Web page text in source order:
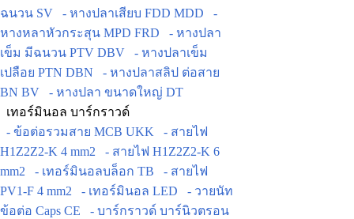
ฉนวน SV
- หางปลาเสียบ FDD MDD
-
หางหลาหัวกระสุน MPD FRD
- หางปลา
เข็ม มีฉนวน PTV DBV
- หางปลาเข็ม
เปลือย PTN DBN
- หางปลาสลิป ต่อสาย
BN BV
- หางปลา ขนาดใหญ่ DT
เทอร์มินอล บาร์กราวด์
- ข้อต่อรวมสาย MCB UKK
- สายไฟ
H1Z2Z2-K 4 mm2
- สายไฟ H1Z2Z2-K 6
mm2
- เทอร์มินอลบล็อก TB
- สายไฟ
PV1-F 4 mm2
- เทอร์มินอล LED
- วายนัท
ข้อต่อ Caps CE
- บาร์กราวด์ บาร์นิวตรอน